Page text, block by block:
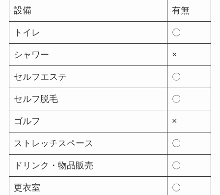
設備 有無
トイレ 〇
シャワー ×
セルフエステ 〇
セルフ脱毛 〇
ゴルフ ×
ストレッチスペース 〇
ドリンク・物品販売 〇
更衣室 〇